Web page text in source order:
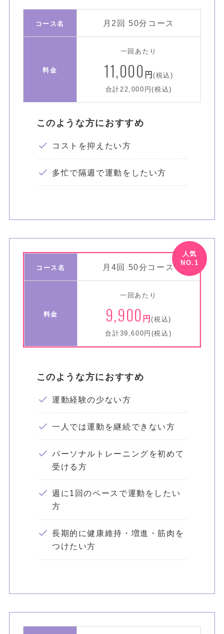
コース名 月2回 50分コース
料金
一回あたり
11,000 円(税込)
合計22,000円(税込)
このような方におすすめ
コストを抑えたい方
多忙で隔週で運動をしたい方
コース名 月4回 50分コース
料金
一回あたり
9,900 円(税込)
合計39,600円(税込)
このような方におすすめ
運動経験の少ない方
一人では運動を継続できない方
パーソナルトレーニングを初めて
受ける方
週に1回のペースで運動をしたい
方
長期的に健康維持・増進・筋肉を
つけたい方